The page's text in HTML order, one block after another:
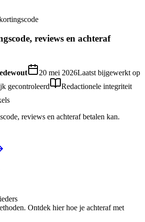
reviews en achteraf
20 mei 2026Laatst bijgewerkt op
gecontroleerd
Redactionele integriteit
reviews en achteraf betalen kan.